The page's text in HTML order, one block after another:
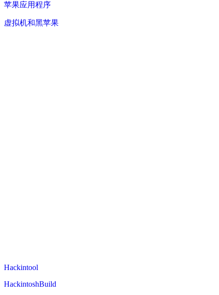
苹果应用程序
虚拟机和黑苹果
Hackintool
HackintoshBuild